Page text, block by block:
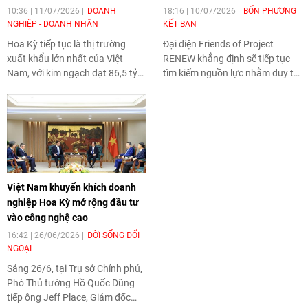
10:36 | 11/07/2026
DOANH
NGHIỆP - DOANH NHÂN
Hoa Kỳ tiếp tục là thị trường
xuất khẩu lớn nhất của Việt
Nam, với kim ngạch đạt 86,5 tỷ
2026. Trước những điều chỉnh
về thuế quan và phòng vệ
thương mại, các chuyên gia
khuyến nghị doanh nghiệp minh
bạch nguồn gốc hàng hóa, kiểm
chứng nhu cầu tại các phân
khúc phù hợp và lựa chọn mô
hình thâm nhập thị trường trước
khi mở rộng đầu tư.
18:16 | 10/07/2026
BỐN PHƯƠNG
KẾT BẠN
Đại diện Friends of Project
RENEW khẳng định sẽ tiếp tục
tìm kiếm nguồn lực nhằm duy trì
Việt Nam khuyến khích doanh
nghiệp Hoa Kỳ mở rộng đầu tư
vào công nghệ cao
16:42 | 26/06/2026
ĐỜI SỐNG ĐỐI
NGOẠI
Sáng 26/6, tại Trụ sở Chính phủ,
Phó Thủ tướng Hồ Quốc Dũng
tiếp ông Jeff Place, Giám đốc